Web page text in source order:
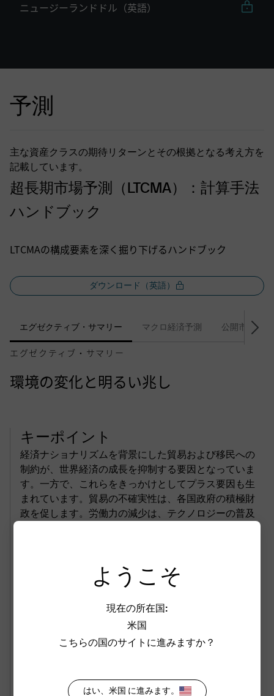
ニュージーランドドル（英語）
予測
主な資産クラスの期待リターンとその根拠となる考え方を
記載しています。
超長期市場予測（LTCMA）：計算手法
ハンドブック
LTCMAの構成要素を深く掘り下げるハンドブック
ダウンロード（英語）
エグゼクティブ・サマリー マクロ経済予測 公開市場（
エグゼクティブ・サマリー
環境の変化と明るい兆し
キーポイント
経済ナショナリズムを背景にした貿易および移民への
制約が、世界経済の成長を抑制する要因となっていま
す。一方で、これらをきっかけとしてプラス要因も生
まれています。貿易の不確実性は、各国政府の積極財
政を促します。労働力の減少は、テクノロジーの普及
過去 1年間にわたり株式市場の力強い上昇が続きました
が、期待リターンは魅力的な水準が続いています。世
界株式では、企業の収益力がバリュエーションの高さ
なか、債券の期待リターンも上昇しています。オルタ
ナティブ資産は、ポートフォリオをより頑健にする機
経済環境は変化しています。しかし、現在の投資家が
ようこそ
現在の所在国:
米国
こちらの国のサイトに進みますか？
はい、米国 に進みます。